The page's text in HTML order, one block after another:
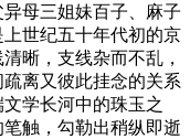
母三姐妹百子、麻子
世纪五十年代初的京
晰，支线杂而不乱，
离又彼此挂念的关系
学长河中的珠玉之
触，勾勒出稍纵即逝